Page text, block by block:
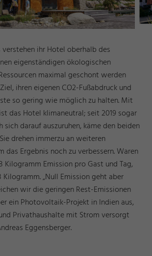
verstehen ihr Hotel oberhalb des
eigenständigen ökologischen
maximal geschont werden
ihren eigenen CO2-Fußabdruck und
so gering wie möglich zu halten. Mit
das Hotel klimaneutral; seit 2019 sogar
darauf auszuruhen, käme den beiden
drehen immerzu an weiteren
das Ergebnis noch zu verbessern. Waren
Kilogramm Emission pro Gast und Tag,
„Null Emission geht aber
wir die geringen Rest-Emissionen
ein Photovoltaik-Projekt in Indien aus,
Privathaushalte mit Strom versorgt
Eggensberger.